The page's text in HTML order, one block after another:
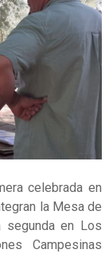
celebrada en
la Mesa de
segunda en Los
Campesinas